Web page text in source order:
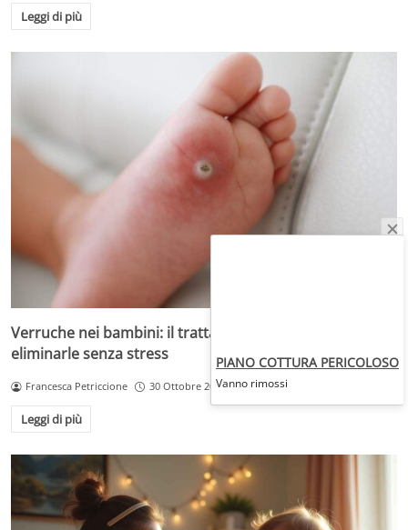
Leggi di più
Verruche nei bambini: il trattamento più adatto per
eliminarle senza stress
Francesca Petriccione 30 Ottobre 2025
Leggi di più
PIANO COTTURA PERICOLOSO
Vanno rimossi